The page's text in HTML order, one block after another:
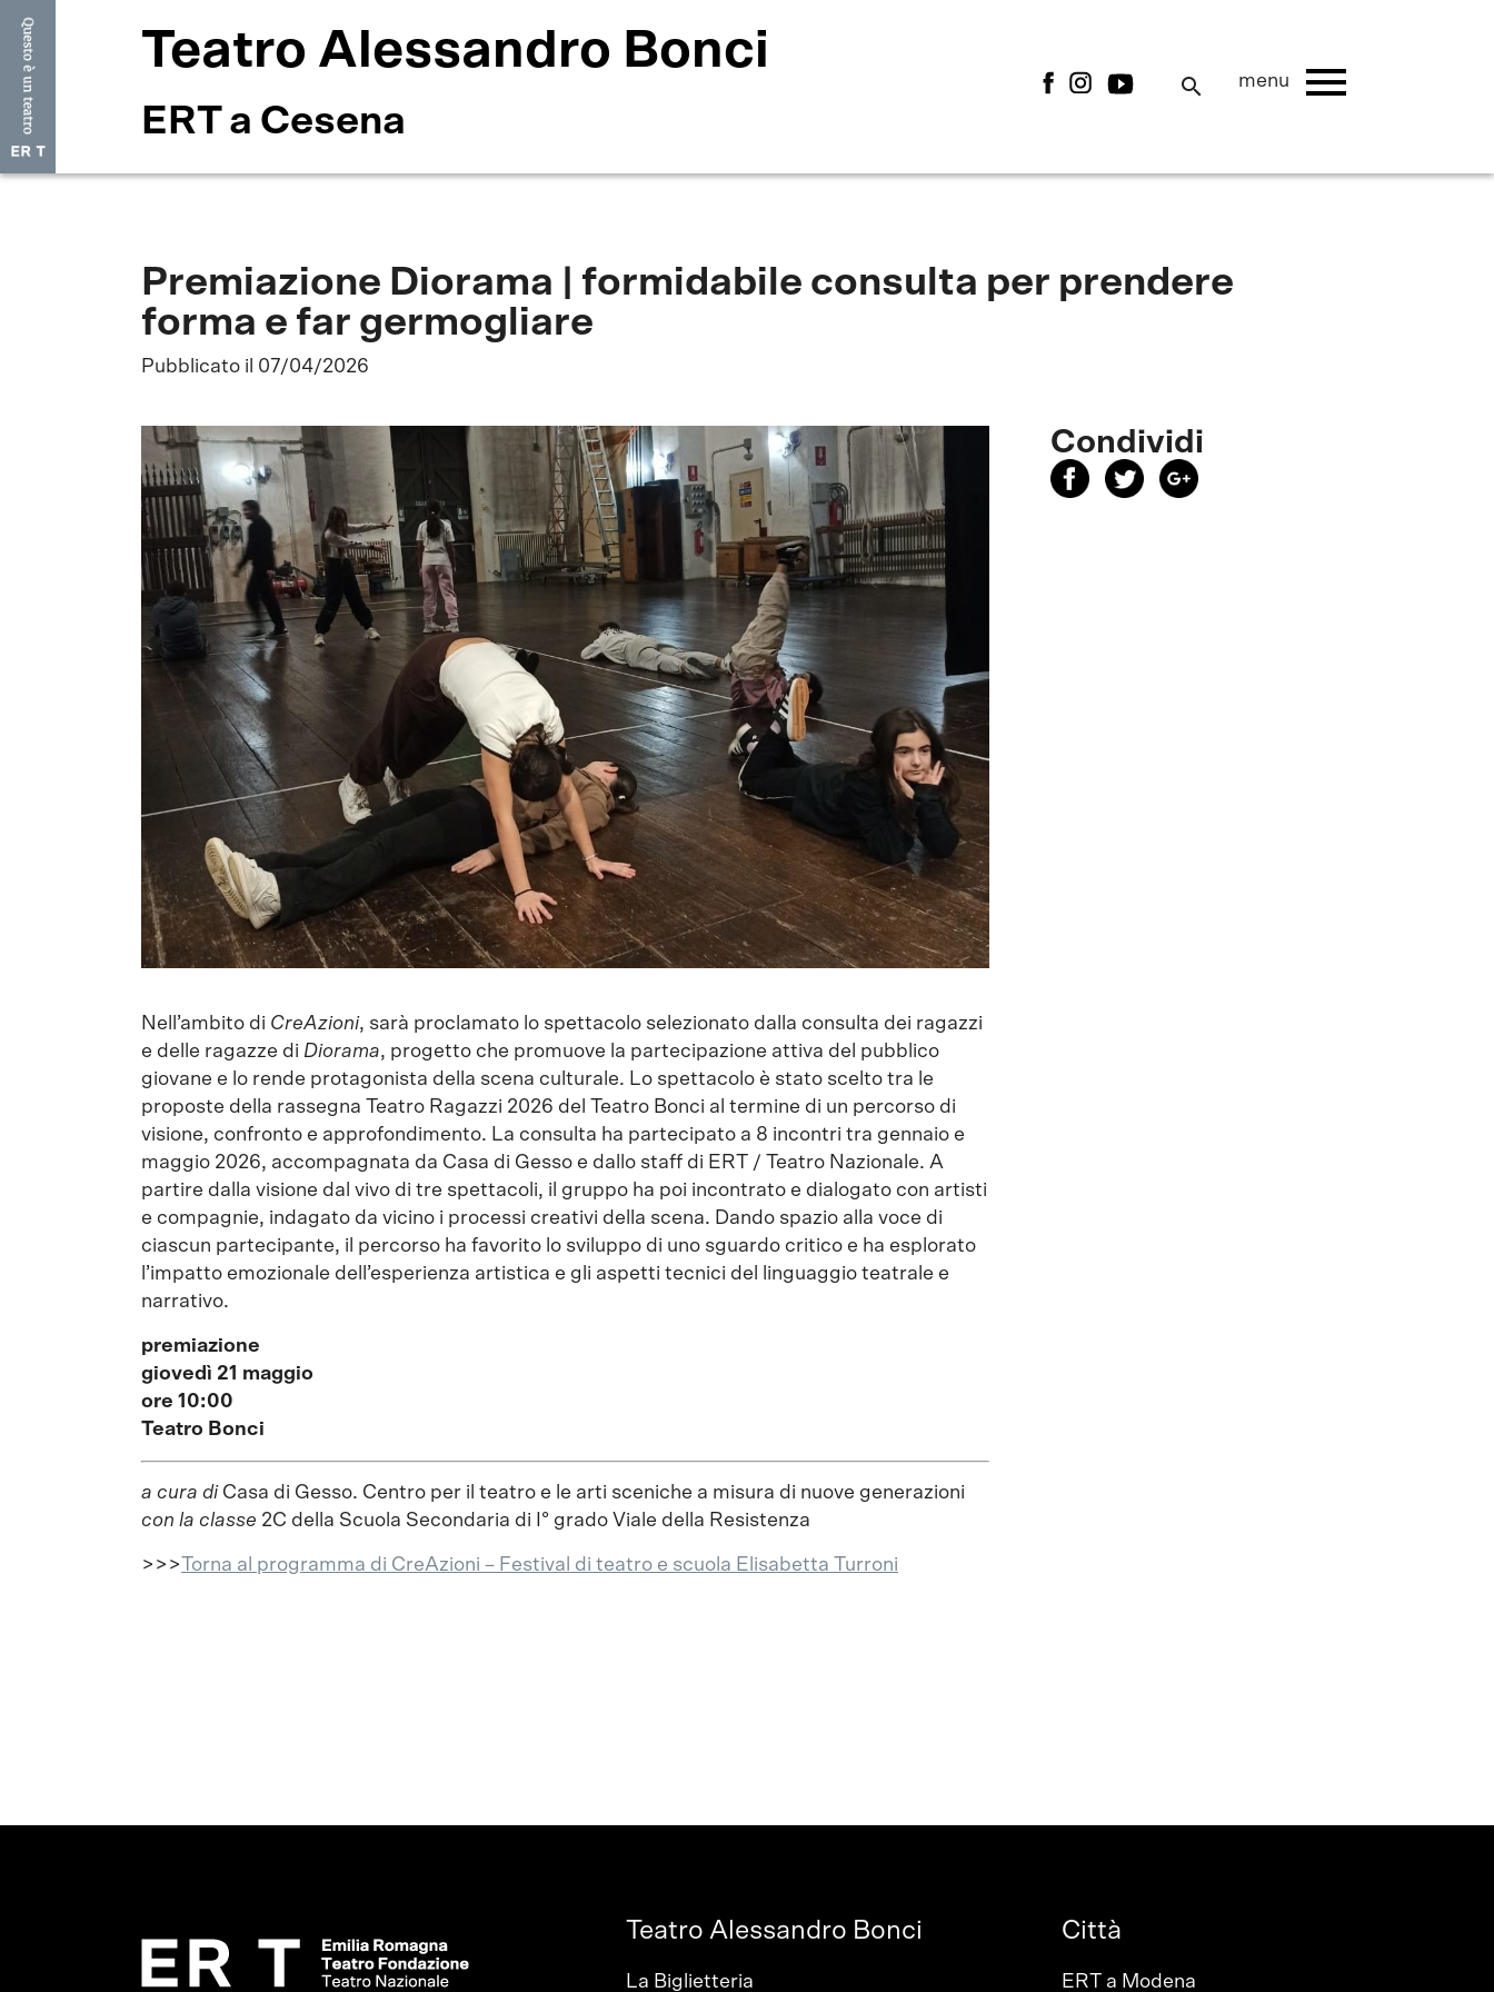
Teatro Alessandro Bonci
ERT a Cesena
search menu menu
Premiazione Diorama | formidabile consulta per prendere
forma e far germogliare
Pubblicato il 07/04/2026
Nell’ambito di CreAzioni, sarà proclamato lo spettacolo selezionato dalla consulta dei ragazzi
e delle ragazze di Diorama, progetto che promuove la partecipazione attiva del pubblico
giovane e lo rende protagonista della scena culturale. Lo spettacolo è stato scelto tra le
proposte della rassegna Teatro Ragazzi 2026 del Teatro Bonci al termine di un percorso di
visione, confronto e approfondimento. La consulta ha partecipato a 8 incontri tra gennaio e
maggio 2026, accompagnata da Casa di Gesso e dallo staff di ERT / Teatro Nazionale. A
partire dalla visione dal vivo di tre spettacoli, il gruppo ha poi incontrato e dialogato con artisti
e compagnie, indagato da vicino i processi creativi della scena. Dando spazio alla voce di
ciascun partecipante, il percorso ha favorito lo sviluppo di uno sguardo critico e ha esplorato
l’impatto emozionale dell’esperienza artistica e gli aspetti tecnici del linguaggio teatrale e
narrativo.
premiazione
giovedì 21 maggio
ore 10:00
Teatro Bonci
a cura diCasa di Gesso. Centro per il teatro e le arti sceniche a misura di nuove generazioni
con la classe 2C della Scuola Secondaria di I° grado Viale della Resistenza
>>>Torna al programma di CreAzioni – Festival di teatro e scuola Elisabetta Turroni
Condividi
Teatro Alessandro Bonci
La Biglietteria
Città
ERT a Modena